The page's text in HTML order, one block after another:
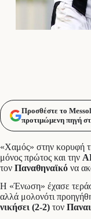
Προσθέστε το
προτιμώμενη πηγή
«Χαμός» στην κορυφή
μόνος πρώτος και την
τον Παναθηναϊκό να
Η «Ένωση» έχασε
αλλά μολονότι
νικήσει (2-2) τον